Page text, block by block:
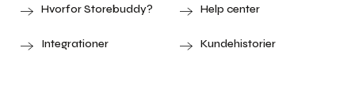
Hvorfor Storebuddy?
Integrationer
Help center
Kundehistorier